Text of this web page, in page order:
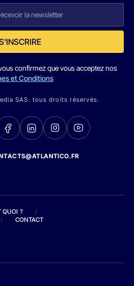
confirmez que vous acceptez nos
et Conditions
SAS. tous droits réservés.
QUOI ?
/
/ CONTACT